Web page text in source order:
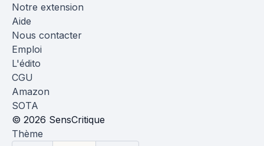
Notre extension
Aide
Nous contacter
Emploi
L'édito
CGU
Amazon
SOTA
© 2026 SensCritique
Thème